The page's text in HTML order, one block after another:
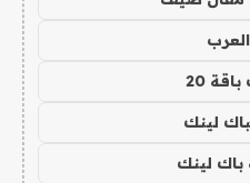
20
لينك
باك لينك